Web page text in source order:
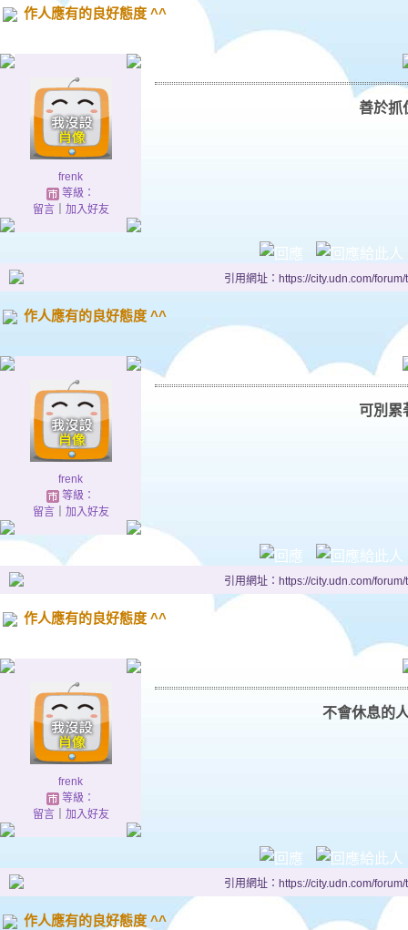
作人應有的良好態度 ^^
frenk
等級：
留言｜ 加入好友
善於抓
引用網址：https://city.udn.com/
作人應有的良好態度 ^^
frenk
等級：
留言｜ 加入好友
可別累
引用網址：https://city.udn.com/
作人應有的良好態度 ^^
frenk
等級：
留言｜ 加入好友
不會休息的
引用網址：https://city.udn.com/
作人應有的良好態度 ^^